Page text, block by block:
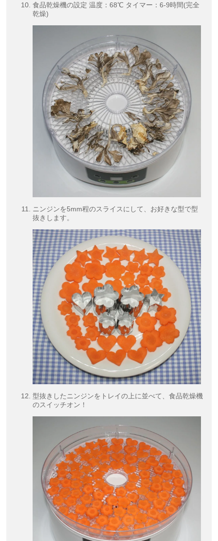
食品乾燥機の設定 温度：68℃ タイマー：6-9時間(完全
乾燥)
ニンジンを5mm程のスライスにして、お好きな型で型
抜きします。
型抜きしたニンジンをトレイの上に並べて、食品乾燥機
のスイッチオン！